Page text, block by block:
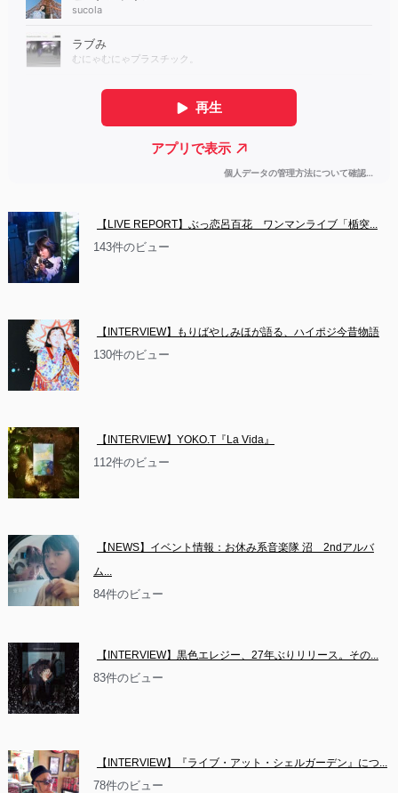
【LIVE REPORT】ぶっ恋呂百花　ワンマンライブ「楯突...
143件のビュー
【INTERVIEW】もりばやしみほが語る、ハイポジ今昔物語
130件のビュー
【INTERVIEW】YOKO.T『La Vida』
112件のビュー
【NEWS】イベント情報：お休み系音楽隊 沼　2ndアルバ
ム...
84件のビュー
【INTERVIEW】黒色エレジー、27年ぶりリリース。その...
83件のビュー
【INTERVIEW】『ライブ・アット・シェルガーデン』につ...
78件のビュー